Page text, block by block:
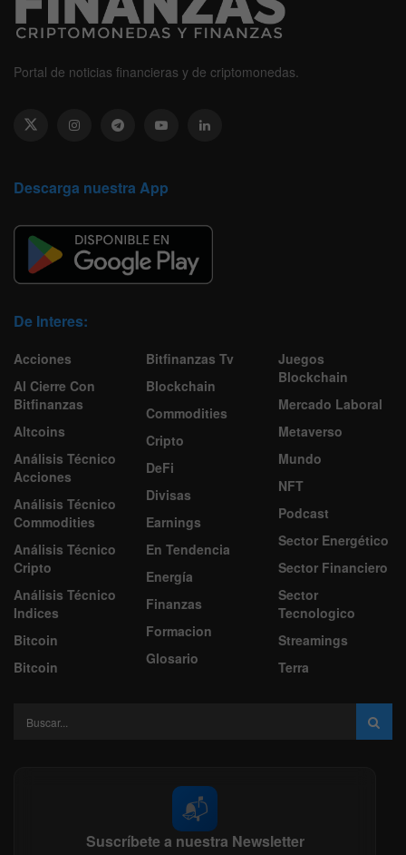
Portal de noticias financieras y de criptomonedas.
Descarga nuestra App
De Interes:
Acciones
Al Cierre Con
Bitfinanzas
Altcoins
Análisis Técnico
Acciones
Análisis Técnico
Commodities
Análisis Técnico
Cripto
Análisis Técnico
Indices
Bitcoin
Bitcoin
Bitfinanzas Tv
Blockchain
Commodities
Cripto
DeFi
Divisas
Earnings
En Tendencia
Energía
Finanzas
Formacion
Glosario
Juegos
Blockchain
Mercado Laboral
Metaverso
Mundo
NFT
Podcast
Sector Energético
Sector Financiero
Sector
Tecnologico
Streamings
Terra
📬
Suscríbete a nuestra Newsletter